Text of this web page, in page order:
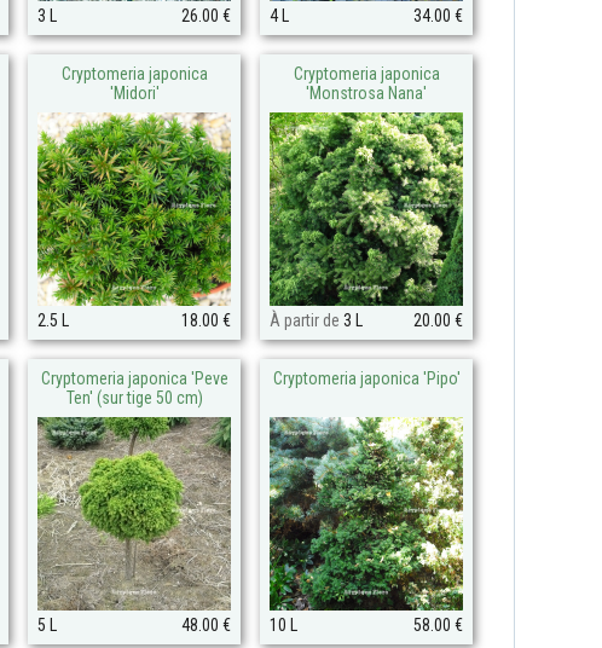
3 L 26.00 € 4 L 34.00 €
Cryptomeria japonica
'Midori'
2.5 L 18.00 €
Cryptomeria japonica
'Monstrosa Nana'
À partir de 3 L 20.00 €
Cryptomeria japonica 'Peve
Ten' (sur tige 50 cm)
5 L 48.00 €
Cryptomeria japonica 'Pipo'
10 L 58.00 €